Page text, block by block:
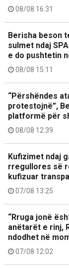
08/08 16:31
Berisha beson
sulmet ndaj
e do pushtetin
08/08 15:11
“Përshëndes
protestojnë”,
platformë për
08/08 12:39
Kufizimet ndaj
rregullores së
kufizuar
07/08 13:25
“Rruga jonë
anëtarët e rinj,
ndodhet në
07/08 12:02